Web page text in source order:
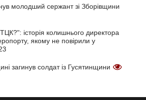
молодший сержант зі Зборівщини
історія колишнього директора
якому не повірили у
загинув солдат із Гусятинщини